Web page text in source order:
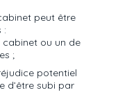
peut être
:
cabinet ou un de
;
potentiel
d’être subi par